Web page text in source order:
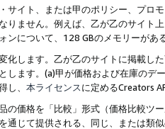
サイト、または甲のポリシー、プロ
りません。例えば、乙が乙のサイト
ンについて、128 GBのメモリーがあ
化します。乙が乙のサイトに掲載し
します。(a)甲が価格および在庫の
し、 本ライセンスに定めるCreators
の価格を「比較」形式（価格比較ツ
通じて提供される、同じ、または類